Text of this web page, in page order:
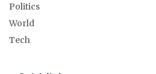
Politics
World
Tech